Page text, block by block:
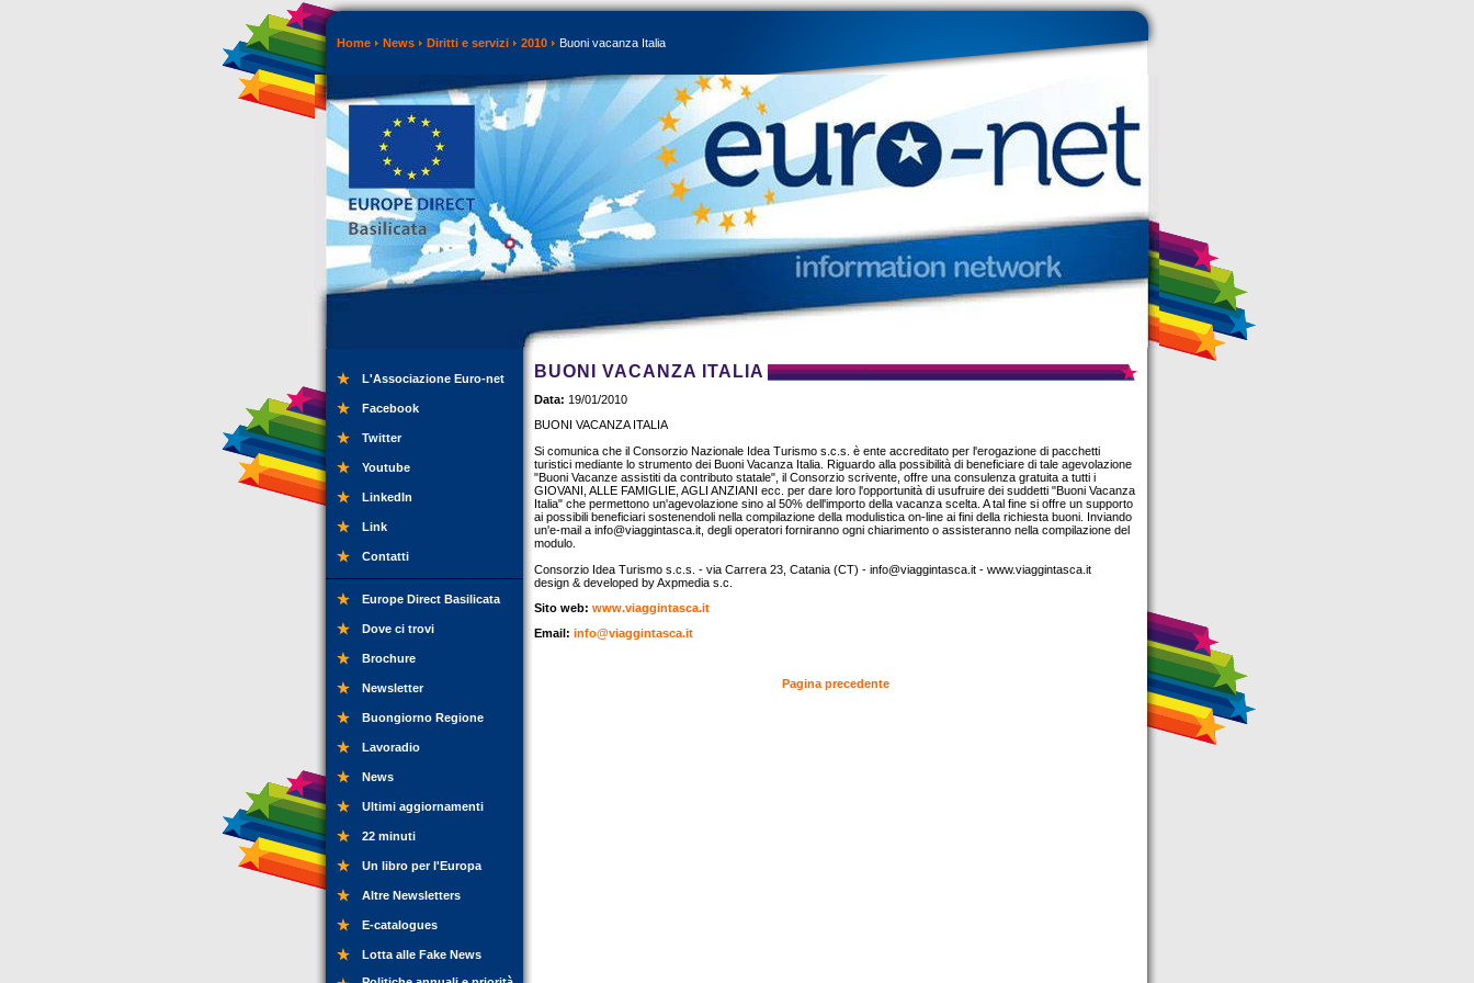
Home News Diritti e servizi 2010 Buoni vacanza Italia
L'Associazione Euro-net
Facebook
Twitter
Youtube
LinkedIn
Link
Contatti
Europe Direct Basilicata
Dove ci trovi
Brochure
Newsletter
Buongiorno Regione
Lavoradio
News
Ultimi aggiornamenti
22 minuti
Un libro per l'Europa
Altre Newsletters
E-catalogues
Lotta alle Fake News
BUONI VACANZA ITALIA
Data: 19/01/2010
BUONI VACANZA ITALIA
Si comunica che il Consorzio Nazionale Idea Turismo s.c.s. è ente accreditato per l'erogazione di pacchetti
turistici mediante lo strumento dei Buoni Vacanza Italia. Riguardo alla possibilità di beneficiare di tale agevolazione
"Buoni Vacanze assistiti da contributo statale", il Consorzio scrivente, offre una consulenza gratuita a tutti i
GIOVANI, ALLE FAMIGLIE, AGLI ANZIANI ecc. per dare loro l'opportunità di usufruire dei suddetti "Buoni Vacanza
Italia" che permettono un'agevolazione sino al 50% dell'importo della vacanza scelta. A tal fine si offre un supporto
ai possibili beneficiari sostenendoli nella compilazione della modulistica on-line ai fini della richiesta buoni. Inviando
un'e-mail a info@viaggintasca.it , degli operatori forniranno ogni chiarimento o assisteranno nella compilazione del
modulo.
Consorzio Idea Turismo s.c.s. - via Carrera 23, Catania (CT) - info@viaggintasca.it - www.viaggintasca.it
design & developed by Axpmedia s.c.
Sito web: www.viaggintasca.it
Email: info@viaggintasca.it
Pagina precedente